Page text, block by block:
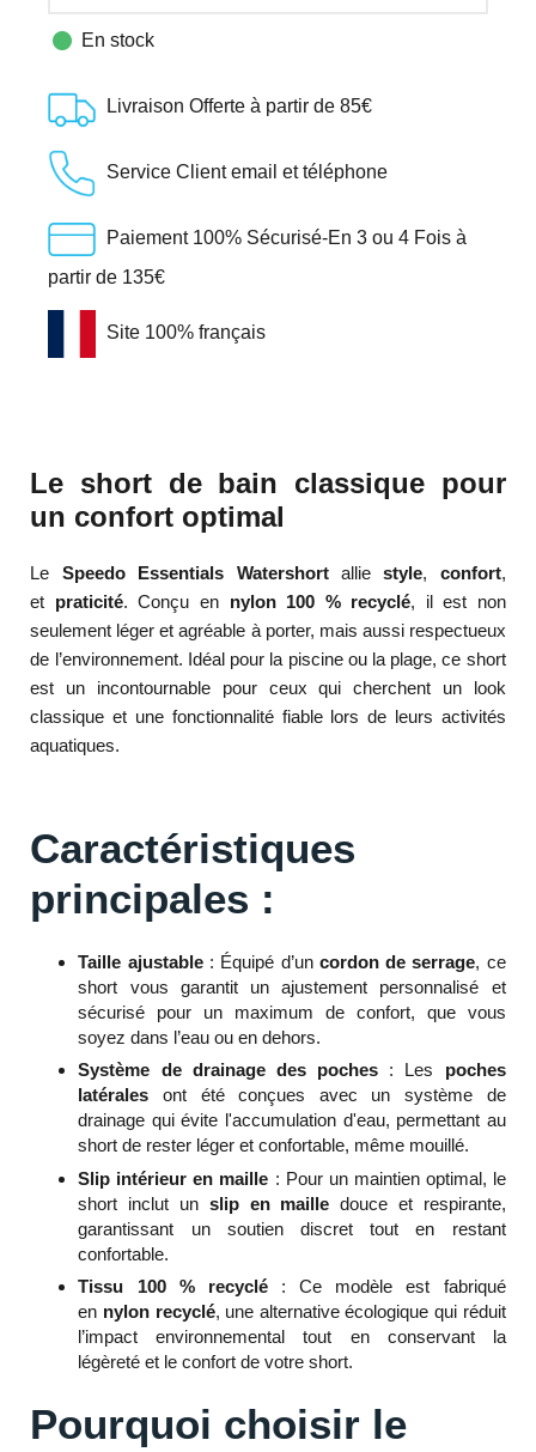
 En stock
Livraison Offerte à partir de 85€
Service Client email et téléphone
Paiement 100% Sécurisé-En 3 ou 4 Fois à
partir de 135€
Site 100% français
Le short de bain classique pour
un confort optimal
Le Speedo Essentials Watershort allie style, confort,
et praticité. Conçu en nylon 100 % recyclé, il est non
seulement léger et agréable à porter, mais aussi respectueux
de l’environnement. Idéal pour la piscine ou la plage, ce short
est un incontournable pour ceux qui cherchent un look
classique et une fonctionnalité fiable lors de leurs activités
aquatiques.
Caractéristiques
principales :
Taille ajustable : Équipé d’un cordon de serrage, ce
short vous garantit un ajustement personnalisé et
sécurisé pour un maximum de confort, que vous
soyez dans l’eau ou en dehors.
Système de drainage des poches : Les
poches
latérales
ont été conçues avec un système de
drainage qui évite l'accumulation d'eau, permettant au
short de rester léger et confortable, même mouillé.
Slip intérieur en maille : Pour un maintien optimal, le
short inclut un slip en maille douce et respirante,
garantissant un soutien discret tout en restant
confortable.
Tissu 100 % recyclé
: Ce modèle est fabriqué
en nylon recyclé, une alternative écologique qui réduit
l’impact environnemental tout en conservant la
légèreté et le confort de votre short.
Pourquoi choisir le